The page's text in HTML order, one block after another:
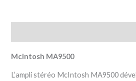
McIntosh MA9500
L’ampli stéréo McIntosh MA9500